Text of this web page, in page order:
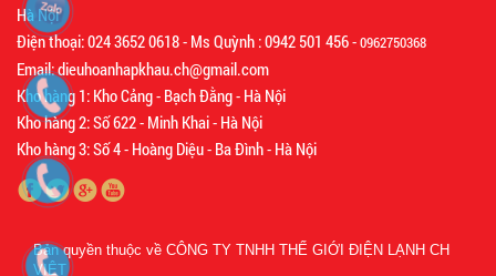
Hà Nội
Điện thoại: 024 3652 0618 - Ms Quỳnh : 0942 501 456 -0962750368
Email: dieuhoanhapkhau.ch@gmail.com
Kho hàng 1: Kho Cảng - Bạch Đằng - Hà Nội
Kho hàng 2: Số 622 - Minh Khai - Hà Nội
Kho hàng 3: Số 4 - Hoàng Diệu - Ba Đình - Hà Nội
Bản quyền thuộc về CÔNG TY TNHH THẾ GIỚI ĐIỆN LẠNH CH
VIỆT